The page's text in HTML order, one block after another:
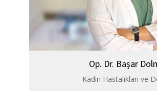
Op. Dr. Başar
Kadın Hastalıkları ve